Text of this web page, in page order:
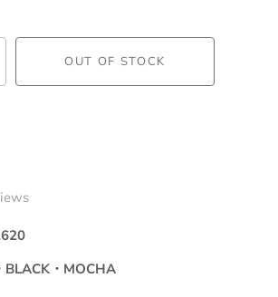
OUT OF STOCK
BLACK ・MOCHA